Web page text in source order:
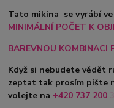
Tato mikina se vyrábí ve
MINIMÁLNÍ POČET K
BAREVNOU KOMBINACI
Když si nebudete vědět
zeptat tak prosím pište
volejte na +420 737 200